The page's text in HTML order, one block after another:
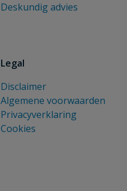
Deskundig advies
Legal
Disclaimer
Algemene voorwaarden
Privacyverklaring
Cookies